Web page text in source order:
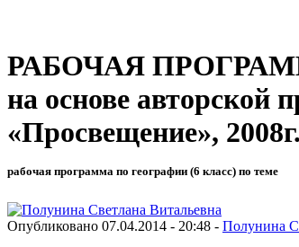
РАБОЧАЯ
на основе
«Просвещение»,
рабочая программа по географии (6 класс) по теме
Опубликовано 07.04.2014 - 20:48 - Полунина